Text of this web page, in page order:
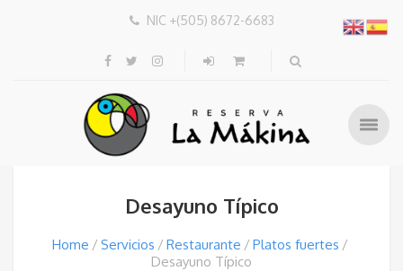
NIC +(505) 8672-6683
Desayuno Típico
Home Servicios Restaurante
Platos fuertes
Desayuno Típico